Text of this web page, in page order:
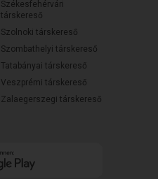
Székesfehérvári
társkereső
Szolnoki társkereső
Szombathelyi társkereső
Tatabányai társkereső
Veszprémi társkereső
Zalaegerszegi társkereső